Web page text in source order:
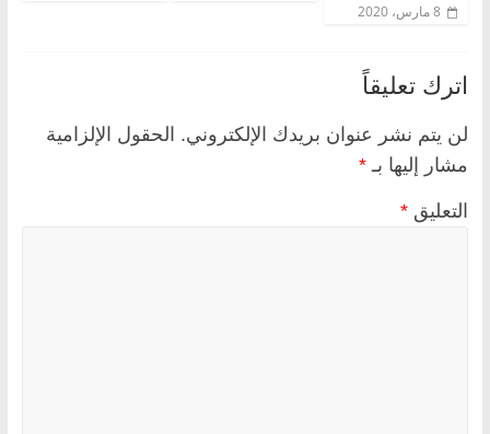
8 مارس، 2020
اترك تعليقاً
لن يتم نشر عنوان بريدك الإلكتروني. الحقول الإلزامية
مشار إليها بـ *
التعليق *